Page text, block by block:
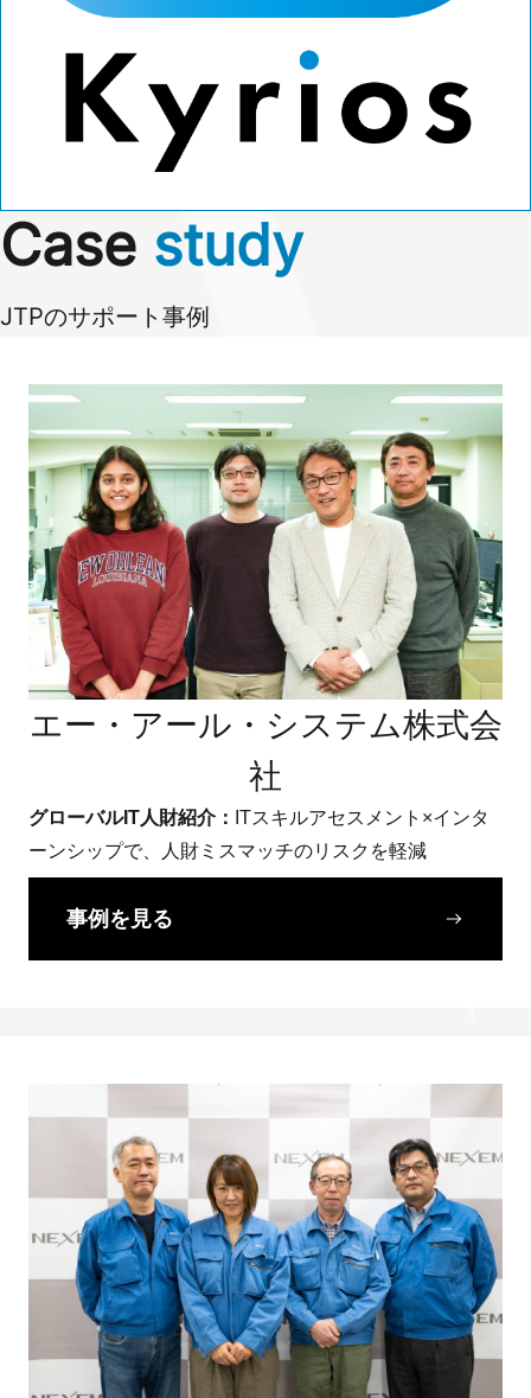
Case study
JTPのサポート事例
エー・アール・システム株式会
社
グローバルIT人財紹介： ITスキルアセスメント×インタ
ーンシップで、人財ミスマッチのリスクを軽減
事例を見る